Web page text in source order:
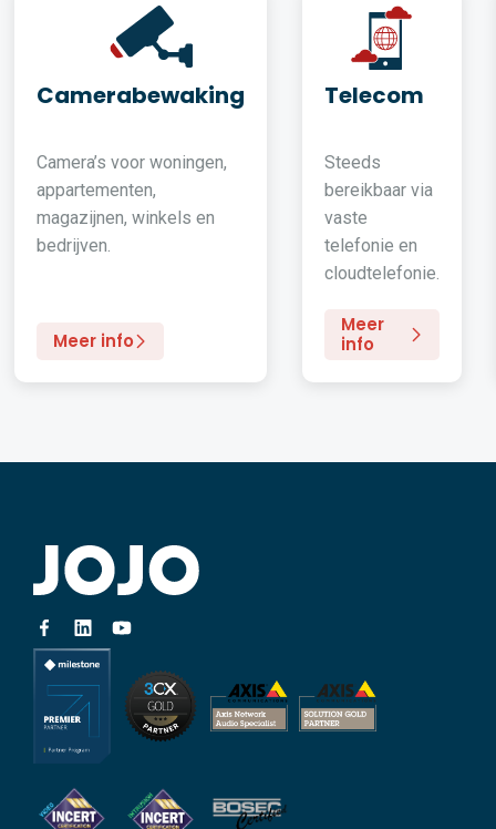
Camerabewaking
Camera’s voor woningen,
appartementen,
magazijnen, winkels en
bedrijven.
Meer info
Telecom
Steeds
bereikbaar via
vaste
telefonie en
cloudtelefonie.
Meer
info